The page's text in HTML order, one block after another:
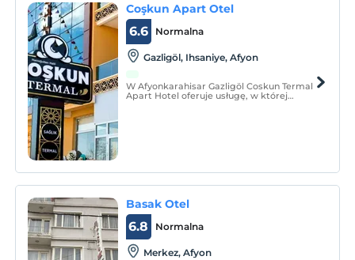
Coşkun Apart Otel
Normalna
6.6
Gazligöl, Ihsaniye, Afyon
W Afyonkarahisar Gazligöl Coskun Termal
Apart Hotel oferuje usługę, w której
Basak Otel
Normalna
6.8
Merkez, Afyon